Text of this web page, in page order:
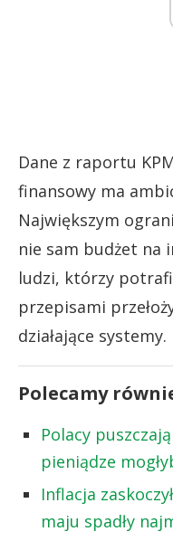
Dane z raportu
finansowy ma
Największym
nie sam budżet na
ludzi, którzy
przepisami
działające systemy.
Polecamy
Polacy
pieniądze
Inflacja
maju spadły